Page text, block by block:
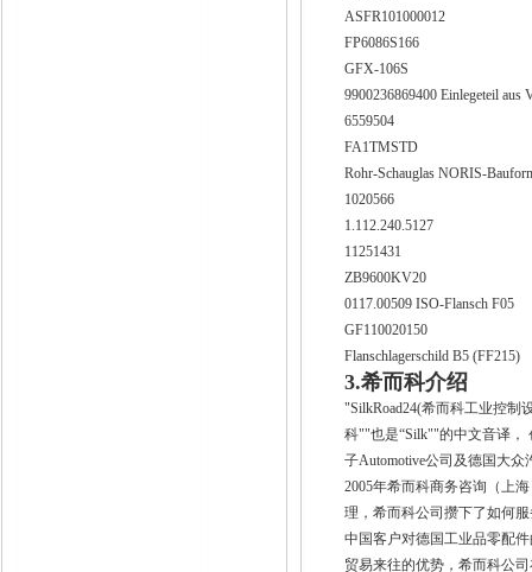
ASFR101000012
FP6086S166
GFX-106S
9900236869400 Einlegeteil
6559504
FA1TMSTD
Rohr-Schauglas NORIS-
1020566
1.112.240.5127
11251431
ZB9600KV20
0117.00509 ISO-Flansch F05
GF110020150
Flanschlagerschild B5
3.希而科介绍
"SilkRoad24(希而科工业控制
科""也是“Silk""的中文音译，
子Automotive公司及德国大
2005年希而科商务咨询（上
理，希而科公司攒下了如何
中国客户对德国工业品零配
贸易来往的优势，希而科公